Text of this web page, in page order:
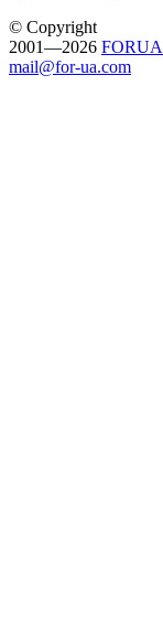
© Copyright
2001—2026 FORUA
mail@for-ua.com